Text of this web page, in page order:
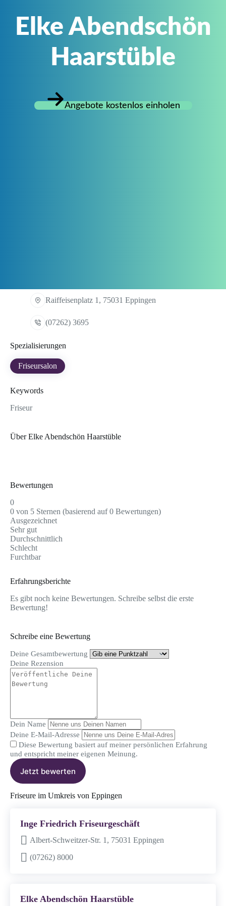
Elke Abendschön
Haarstüble
Angebote kostenlos einholen
Raiffeisenplatz 1, 75031 Eppingen
(07262) 3695
Spezialisierungen
Friseursalon
Keywords
Friseur
Über Elke Abendschön Haarstüble
Bewertungen
0
0 von 5 Sternen (basierend auf 0 Bewertungen)
Ausgezeichnet
Sehr gut
Durchschnittlich
Schlecht
Furchtbar
Erfahrungsberichte
Es gibt noch keine Bewertungen. Schreibe selbst die erste
Bewertung!
Schreibe eine Bewertung
Deine Gesamtbewertung
Deine Rezension
Dein Name
Deine E-Mail-Adresse
Diese Bewertung basiert auf meiner persönlichen Erfahrung
und entspricht meiner eigenen Meinung.
Jetzt bewerten
Friseure im Umkreis von Eppingen
Inge Friedrich Friseurgeschäft
Albert-Schweitzer-Str. 1, 75031 Eppingen
(07262) 8000
Elke Abendschön Haarstüble